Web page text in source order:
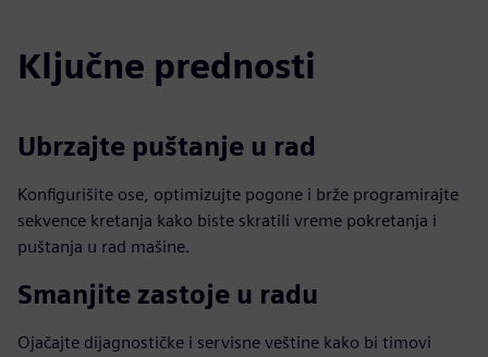
Ključne prednosti
Ubrzajte puštanje u rad
Konfigurišite ose, optimizujte pogone i brže programirajte
sekvence kretanja kako biste skratili vreme pokretanja i
puštanja u rad mašine.
Smanjite zastoje u radu
Ojačajte dijagnostičke i servisne veštine kako bi timovi